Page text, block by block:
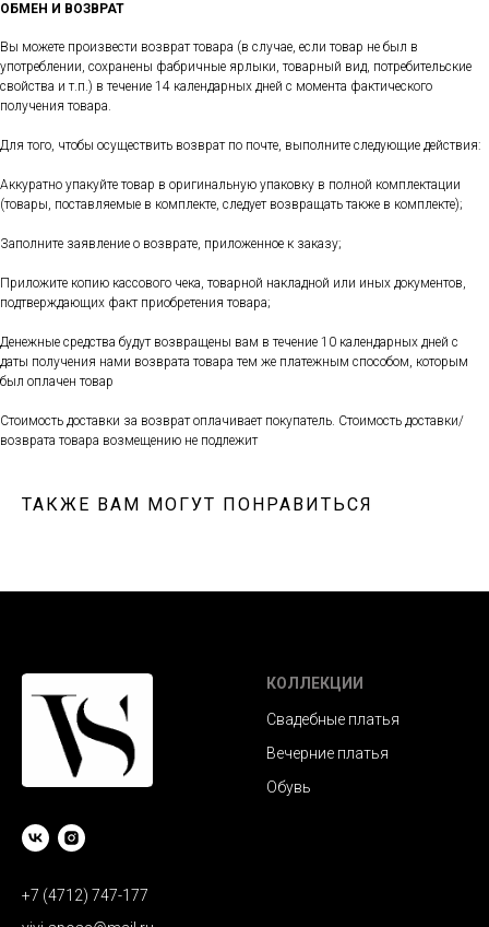
ОБМЕН И ВОЗВРАТ
Вы можете произвести возврат товара (в случае, если товар не был в
употреблении, сохранены фабричные ярлыки, товарный вид, потребительские
свойства и т.п.) в течение 14 календарных дней с момента фактического
получения товара.
Для того, чтобы осуществить возврат по почте, выполните следующие действия:
Аккуратно упакуйте товар в оригинальную упаковку в полной комплектации
(товары, поставляемые в комплекте, следует возвращать также в комплекте);
Заполните заявление о возврате, приложенное к заказу;
Приложите копию кассового чека, товарной накладной или иных документов,
подтверждающих факт приобретения товара;
Денежные средства будут возвращены вам в течение 10 календарных дней с
даты получения нами возврата товара тем же платежным способом, которым
был оплачен товар
Стоимость доставки за возврат оплачивает покупатель. Стоимость доставки/
возврата товара возмещению не подлежит
ТАКЖЕ ВАМ МОГУТ ПОНРАВИТЬСЯ
+7 (4712) 747-177
КОЛЛЕКЦИИ
Свадебные платья
Вечерние платья
Обувь